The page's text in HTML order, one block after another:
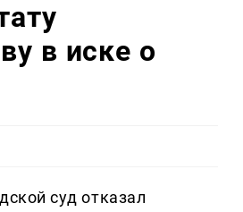
в иске о
суд отказал